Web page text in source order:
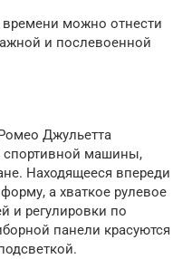
можно отнести
и послевоенной
Джульетта
спортивной машины,
Находящееся впереди
а хваткое рулевое
и регулировки по
панели красуются